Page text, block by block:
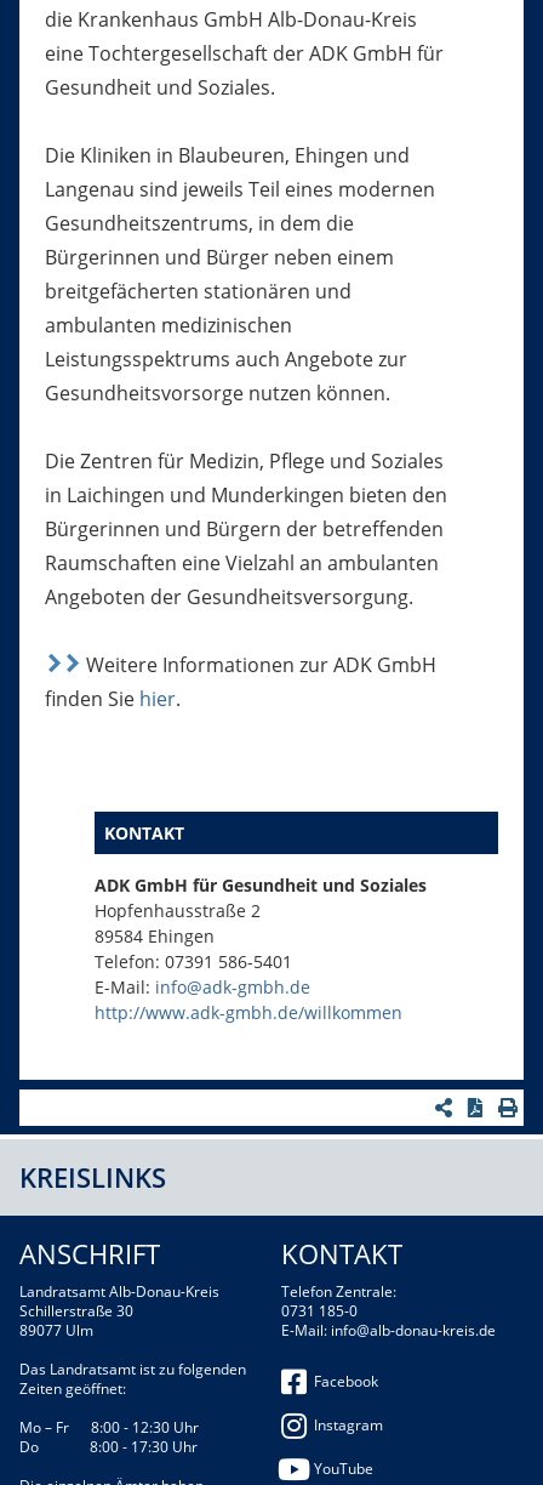
die Krankenhaus GmbH Alb-Donau-Kreis
eine Tochtergesellschaft der ADK GmbH für
Gesundheit und Soziales.
Die Kliniken in Blaubeuren, Ehingen und
Langenau sind jeweils Teil eines modernen
Gesundheitszentrums, in dem die
Bürgerinnen und Bürger neben einem
breitgefächerten stationären und
ambulanten medizinischen
Leistungsspektrums auch Angebote zur
Gesundheitsvorsorge nutzen können.
Die Zentren für Medizin, Pflege und Soziales
in Laichingen und Munderkingen bieten den
Bürgerinnen und Bürgern der betreffenden
Raumschaften eine Vielzahl an ambulanten
Angeboten der Gesundheitsversorgung.
Weitere Informationen zur ADK GmbH
finden Sie hier.
KONTAKT
ADK GmbH für Gesundheit und Soziales
Hopfenhausstraße 2
89584 Ehingen
Telefon: 07391 586-5401
E-Mail: info@adk-gmbh.de
http://www.adk-gmbh.de/willkommen
KREISLINKS
ANSCHRIFT
Landratsamt Alb-Donau-Kreis
Schillerstraße 30
89077 Ulm
Das Landratsamt ist zu folgenden
Zeiten geöffnet:
Mo – Fr 8:00 - 12:30 Uhr
Do 8:00 - 17:30 Uhr
KONTAKT
Telefon Zentrale:
0731 185-0
E-Mail: info@alb-donau-kreis.de
Facebook
Instagram
YouTube